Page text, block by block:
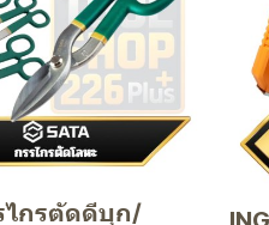
ไกรตัดดีบุก/